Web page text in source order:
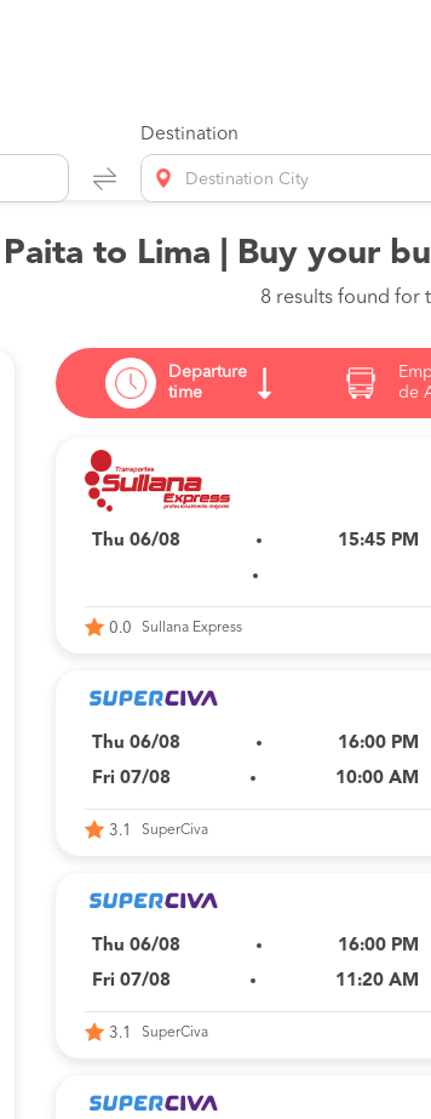
Destination
Destination City
Paita to Lima | Buy your
8 results found for
Departure
time
de
Thu 06/08
15:45 PM
0.0 Sullana Express
Thu 06/08
16:00 PM
Fri 07/08
10:00 AM
3.1 SuperCiva
Thu 06/08
16:00 PM
Fri 07/08
11:20 AM
3.1 SuperCiva